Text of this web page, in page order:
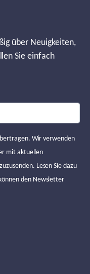
über Neuigkeiten,
Sie einfach
Wir verwenden
mit aktuellen
Lesen Sie dazu
den Newsletter